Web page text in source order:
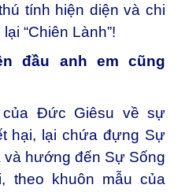
tính hiện diện và chi
“Chiên Lành”!
đầu anh em cũng
Đức Giêsu về sự
hại, lại chứa đựng Sự
và hướng đến Sự Sống
theo khuôn mẫu của